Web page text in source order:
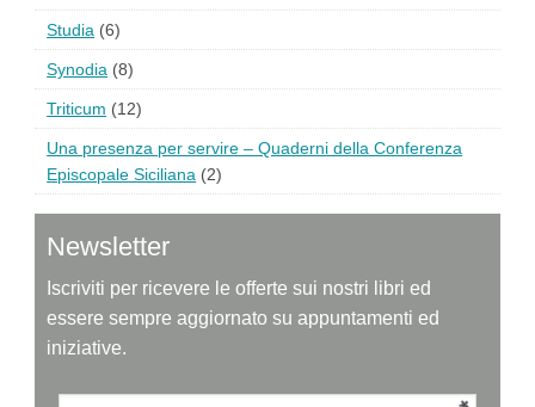
Studia (6)
Synodia (8)
Triticum (12)
Una presenza per servire – Quaderni della Conferenza
Episcopale Siciliana (2)
Newsletter
Iscriviti per ricevere le offerte sui nostri libri ed
essere sempre aggiornato su appuntamenti ed
iniziative.